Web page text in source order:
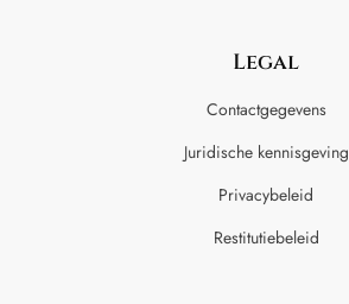
Legal
Contactgegevens
Juridische kennisgeving
Privacybeleid
Restitutiebeleid